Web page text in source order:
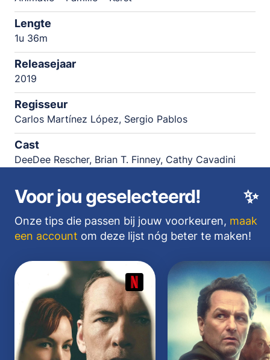
Lengte
1u 36m
Releasejaar
2019
Regisseur
Carlos Martínez López, Sergio Pablos
Cast
DeeDee Rescher, Brian T. Finney, Cathy Cavadini
✨
Voor jou geselecteerd!
Onze tips die passen bij jouw voorkeuren, maak
een account om deze lijst nóg beter te maken!